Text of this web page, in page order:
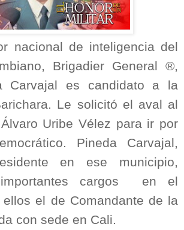
nacional de inteligencia del
Brigadier General ®,
Carvajal es candidato a la
Le solicitó el aval al
Uribe Vélez para ir por
Pineda Carvajal,
en ese municipio,
cargos
en el
ellos el de Comandante de la
con sede en Cali.